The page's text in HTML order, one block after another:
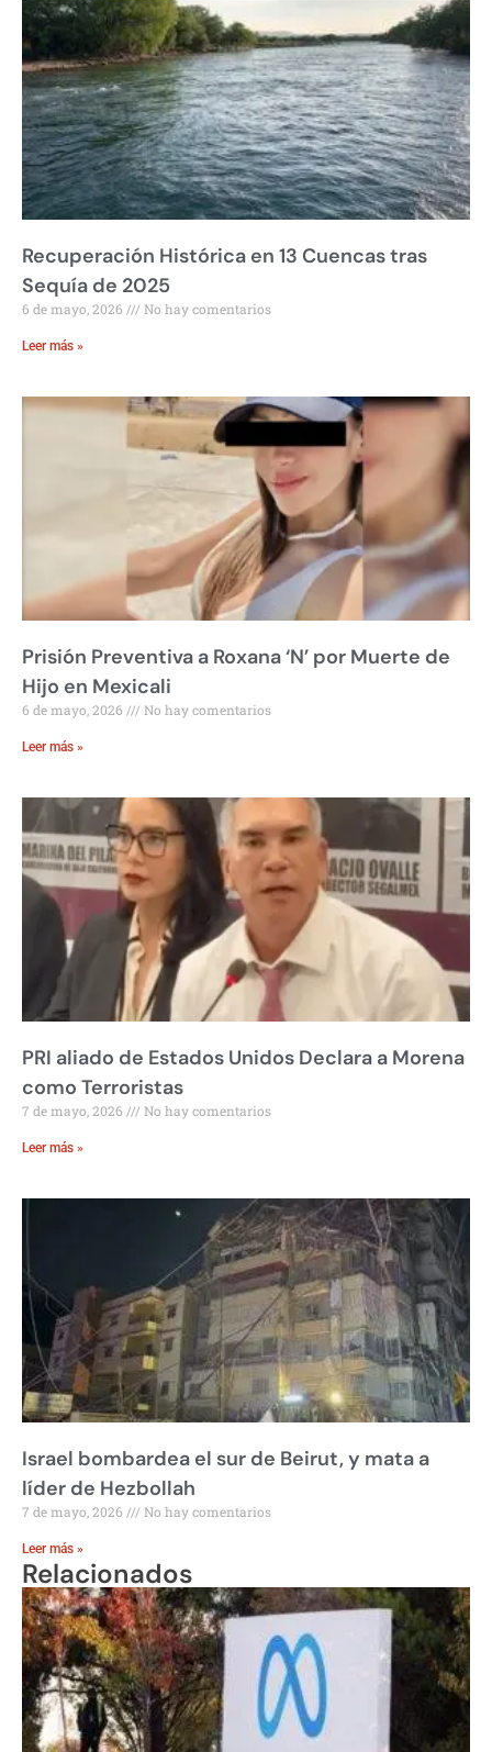
Recuperación Histórica en 13 Cuencas tras
Sequía de 2025
6 de mayo, 2026 No hay comentarios
Leer más »
Prisión Preventiva a Roxana ‘N’ por Muerte de
Hijo en Mexicali
6 de mayo, 2026 No hay comentarios
Leer más »
PRI aliado de Estados Unidos Declara a Morena
como Terroristas
7 de mayo, 2026 No hay comentarios
Leer más »
Israel bombardea el sur de Beirut, y mata a
líder de Hezbollah
7 de mayo, 2026 No hay comentarios
Leer más »
Relacionados